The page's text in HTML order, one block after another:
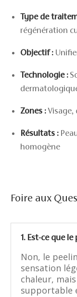
Type de
régénération
Objectif :
Technologie :
Zones :Visage,
Résultats :
homogène
Foire aux
1. Est-ce que
Non, le
sensation
chaleur,
supportable